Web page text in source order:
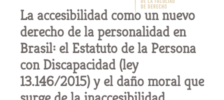
La accesibilidad como un nuevo
derecho de la personalidad en
Brasil: el Estatuto de la Persona
con Discapacidad (ley
13.146/2015) y el daño moral que